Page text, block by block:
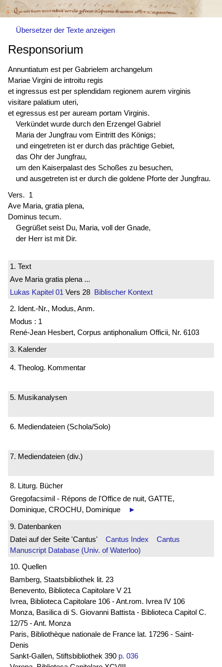
Übersetzer der Texte anzeigen
Responsorium
Annuntiatum est per Gabrielem archangelum
Mariae Virgini de introitu regis
et ingressus est per splendidam regionem aurem virginis
visitare palatium uteri,
et egressus est per auream portam Virginis.
Verkündet wurde durch den Erzengel Gabriel
Maria der Jungfrau vom Eintritt des Königs;
und eingetreten ist er durch das prächtige Gebiet,
das Ohr der Jungfrau,
um den Kaiserpalast des Schoßes zu besuchen,
und ausgetreten ist er durch die goldene Pforte der Jungfrau.
Vers. 1
Ave Maria, gratia plena,
Dominus tecum.
Gegrüßet seist Du, Maria, voll der Gnade,
der Herr ist mit Dir.
1. Text
Ave Maria gratia plena ...
Lukas Kapitel 01 Vers 28 Biblischer Kontext
2. Ident.-Nr., Modus, Anm.
Modus : 1
René-Jean Hesbert, Corpus antiphonalium Officii, Nr. 6103
3. Kalender
4. Theolog. Kommentar
5. Musikanalysen
6. Mediendateien (Schola/Solo)
7. Mediendateien (div.)
8. Liturg. Bücher
Gregofacsimil - Répons de l'Office de nuit, GATTE,
Dominique, CROCHU, Dominique
►
9. Datenbanken
Datei auf der Seite 'Cantus' Cantus Index
Cantus
Manuscript Database (Univ. of Waterloo)
10. Quellen
Bamberg, Staatsbibliothek lit. 23
Benevento, Biblioteca Capitolare V 21
Ivrea, Biblioteca Capitolare 106 - Ant.rom. Ivrea IV 106
Monza, Basilica di S. Giovanni Battista - Biblioteca Capitol C.
12/75 - Ant. Monza
Paris, Bibliothèque nationale de France lat. 17296 - Saint-
Denis
Sankt-Gallen, Stiftsbibliothek 390 p. 036